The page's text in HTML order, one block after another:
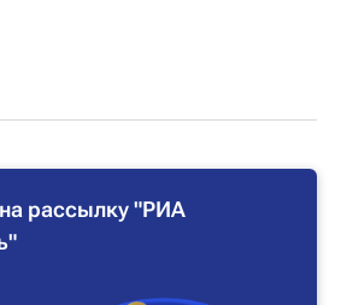
рассылку "РИА